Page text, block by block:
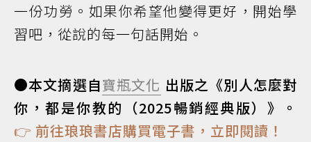
一份功勞。如果你希望他變得更好，開始學
習吧，從說的每一句話開始。
●本文摘選自寶瓶文化 出版之《別人怎麼對
你，都是你教的（2025暢銷經典版）》。
👉 前往琅琅書店購買電子書，立即閱讀！